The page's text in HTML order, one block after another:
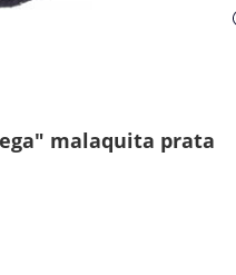
malaquita prata